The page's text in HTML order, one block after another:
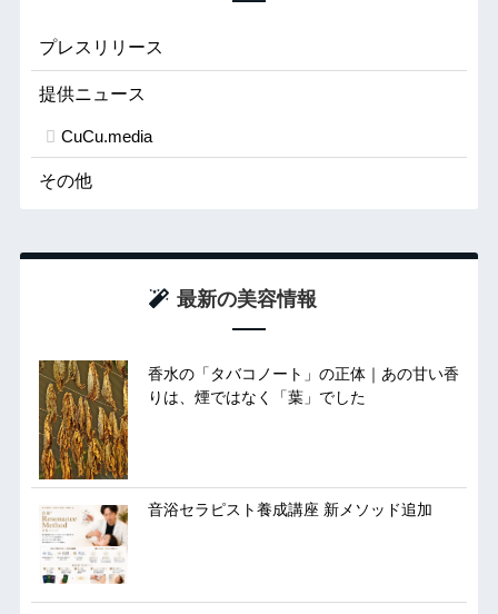
プレスリリース
提供ニュース
CuCu.media
その他
最新の美容情報
香水の「タバコノート」の正体｜あの甘い香
りは、煙ではなく「葉」でした
音浴セラピスト養成講座 新メソッド追加